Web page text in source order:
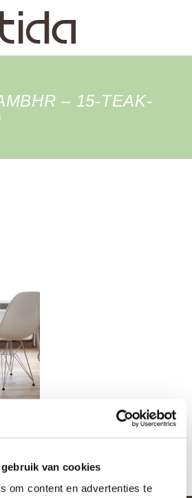
van cookies
om content en advertenties te
– 15-TEAK-